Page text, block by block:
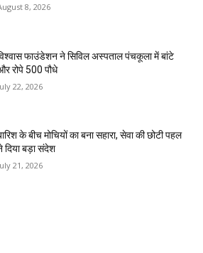
8, 2026
फाउंडेशन ने सिविल अस्पताल पंचकूला में बांटे
रोपे 500 पौधे
22, 2026
के बीच मोचियों का बना सहारा, सेवा की छोटी पहल
दिया बड़ा संदेश
21, 2026